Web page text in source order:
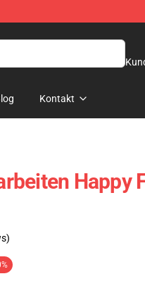
Kontakt
Happy